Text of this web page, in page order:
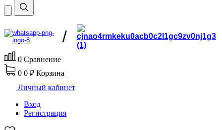
/
0 Сравнение
0 0 ₽ Корзина
Личный кабинет
Вход
Регистрация